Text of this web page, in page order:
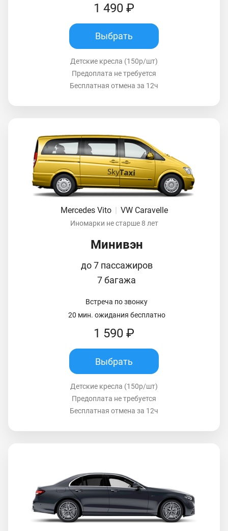
1 490 ₽
Выбрать
Детские кресла (150р/шт)
Предоплата не требуется
Бесплатная отмена за 12ч
Mercedes Vito VW Caravelle
Иномарки не старше 8 лет
Минивэн
до 7 пассажиров
7 багажа
Встреча по звонку
20 мин. ожидания бесплатно
1 590 ₽
Выбрать
Детские кресла (150р/шт)
Предоплата не требуется
Бесплатная отмена за 12ч